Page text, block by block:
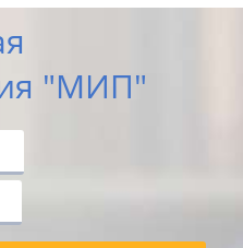
"МИП"